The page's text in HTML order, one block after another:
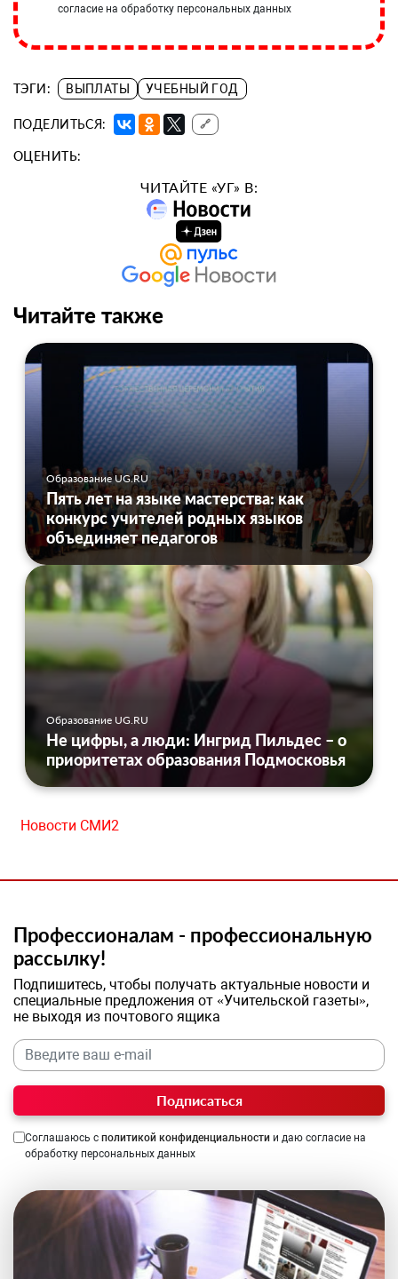
согласие на обработку персональных данных
ТЭГИ: ВЫПЛАТЫ УЧЕБНЫЙ ГОД
ПОДЕЛИТЬСЯ: 🔗
ОЦЕНИТЬ:
ЧИТАЙТЕ «УГ» В:
Читайте также
Образование UG.RU
Пять лет на языке мастерства: как
конкурс учителей родных языков
объединяет педагогов
Образование UG.RU
Не цифры, а люди: Ингрид Пильдес – о
приоритетах образования Подмосковья
Новости СМИ2
Профессионалам - профессиональную
рассылку!
Подпишитесь, чтобы получать актуальные новости и
специальные предложения от «Учительской газеты»,
не выходя из почтового ящика
Подписаться
Соглашаюсь с политикой конфиденциальности и даю согласие на
обработку персональных данных